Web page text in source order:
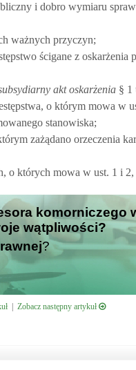
i dobro wymiaru
ważnych przyczyn;
ścigane z oskarżenia
akt oskarżenia § 1
o którym mowa w
stanowiska;
zażądano orzeczenia
o których mowa w ust. 1 i
komorniczego
wątpliwości?
?
| Zobacz następny artykuł